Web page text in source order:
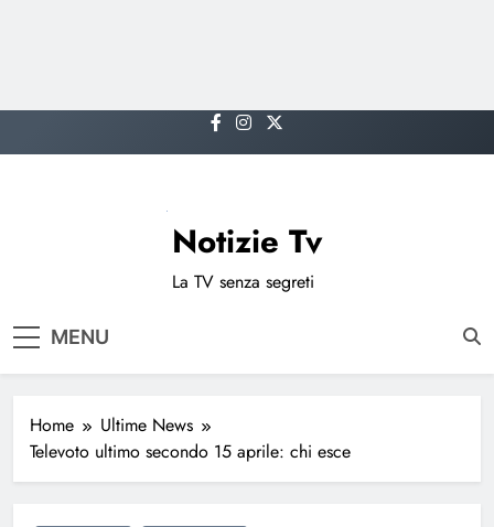
to
Notizie Tv
La TV senza segreti
MENU
Home
Ultime News
Televoto ultimo secondo 15 aprile: chi esce